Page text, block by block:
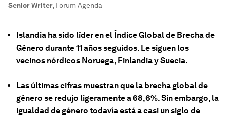
Senior Writer, Forum Agenda
Islandia ha sido líder en el Índice Global de Brecha de
Género durante 11 años seguidos. Le siguen los
vecinos nórdicos Noruega, Finlandia y Suecia.
Las últimas cifras muestran que la brecha global de
género se redujo ligeramente a 68,6%. Sin embargo, la
igualdad de género todavía está a casi un siglo de